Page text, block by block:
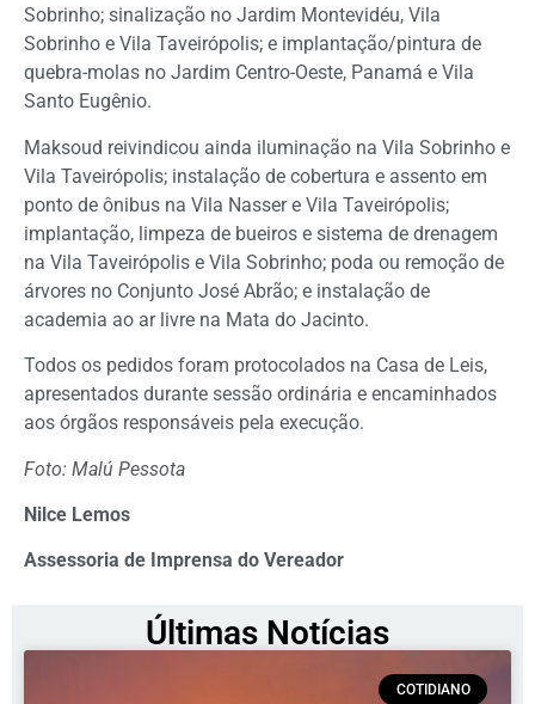
Sobrinho; sinalização no Jardim Montevidéu, Vila
Sobrinho e Vila Taveirópolis; e implantação/pintura de
quebra-molas no Jardim Centro-Oeste, Panamá e Vila
Santo Eugênio.
Maksoud reivindicou ainda iluminação na Vila Sobrinho e
Vila Taveirópolis; instalação de cobertura e assento em
ponto de ônibus na Vila Nasser e Vila Taveirópolis;
implantação, limpeza de bueiros e sistema de drenagem
na Vila Taveirópolis e Vila Sobrinho; poda ou remoção de
árvores no Conjunto José Abrão; e instalação de
academia ao ar livre na Mata do Jacinto.
Todos os pedidos foram protocolados na Casa de Leis,
apresentados durante sessão ordinária e encaminhados
aos órgãos responsáveis pela execução.
Foto: Malú Pessota
Nilce Lemos
Assessoria de Imprensa do Vereador
Últimas Notícias
COTIDIANO